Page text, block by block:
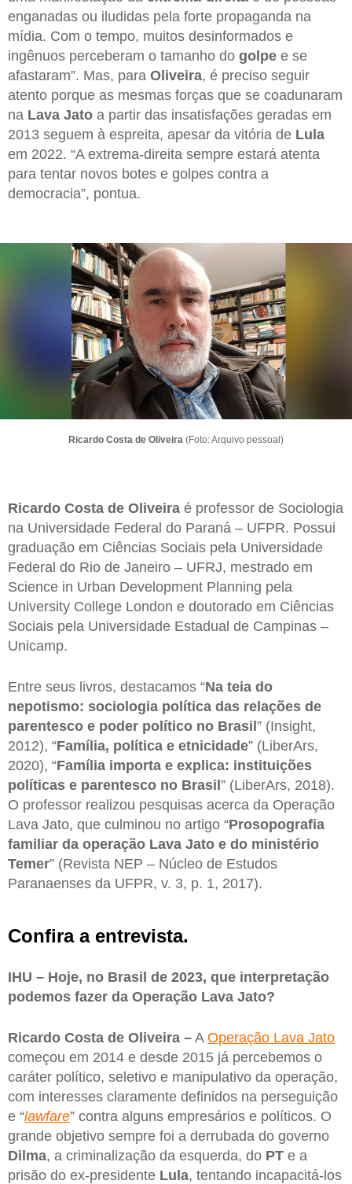
enganadas ou iludidas pela forte propaganda na
mídia. Com o tempo, muitos desinformados e
ingênuos perceberam o tamanho do golpe e se
afastaram”. Mas, para Oliveira, é preciso seguir
atento porque as mesmas forças que se coadunaram
na Lava Jato a partir das insatisfações geradas em
2013 seguem à espreita, apesar da vitória de Lula
em 2022. “A extrema-direita sempre estará atenta
para tentar novos botes e golpes contra a
democracia”, pontua.
Ricardo Costa de Oliveira (Foto: Arquivo pessoal)
Ricardo Costa de Oliveira é professor de Sociologia
na Universidade Federal do Paraná – UFPR. Possui
graduação em Ciências Sociais pela Universidade
Federal do Rio de Janeiro – UFRJ, mestrado em
Science in Urban Development Planning pela
University College London e doutorado em Ciências
Sociais pela Universidade Estadual de Campinas –
Unicamp.
Entre seus livros, destacamos “Na teia do
nepotismo: sociologia política das relações de
parentesco e poder político no Brasil” (Insight,
2012), “Família, política e etnicidade” (LiberArs,
2020), “Família importa e explica: instituições
políticas e parentesco no Brasil” (LiberArs, 2018).
O professor realizou pesquisas acerca da Operação
Lava Jato, que culminou no artigo “Prosopografia
familiar da operação Lava Jato e do ministério
Temer” (Revista NEP – Núcleo de Estudos
Paranaenses da UFPR, v. 3, p. 1, 2017).
Confira a entrevista.
IHU – Hoje, no Brasil de 2023, que interpretação
podemos fazer da Operação Lava Jato?
Ricardo Costa de Oliveira – A Operação Lava Jato
começou em 2014 e desde 2015 já percebemos o
caráter político, seletivo e manipulativo da operação,
com interesses claramente definidos na perseguição
e “lawfare” contra alguns empresários e políticos. O
grande objetivo sempre foi a derrubada do governo
Dilma, a criminalização da esquerda, do PT e a
prisão do ex-presidente Lula, tentando incapacitá-los